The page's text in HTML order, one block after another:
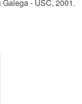
Galega - USC, 2001.